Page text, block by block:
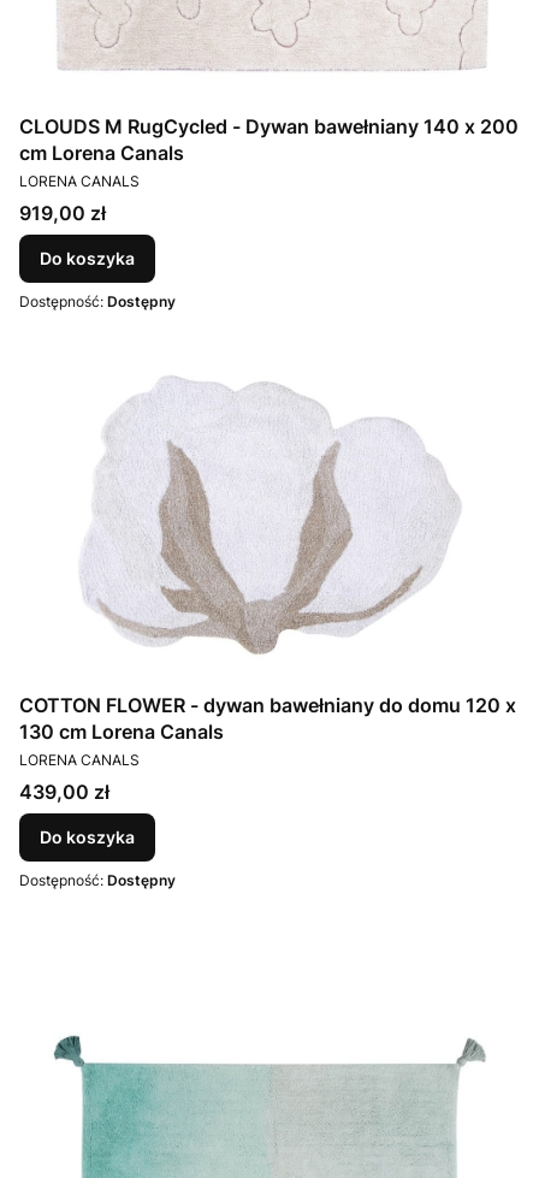
CLOUDS M RugCycled - Dywan bawełniany 140 x 200
cm Lorena Canals
PRODUCENT
LORENA CANALS
Cena
919,00 zł
Do koszyka
Dostępność: Dostępny
COTTON FLOWER - dywan bawełniany do domu 120 x
130 cm Lorena Canals
PRODUCENT
LORENA CANALS
Cena
439,00 zł
Do koszyka
Dostępność: Dostępny